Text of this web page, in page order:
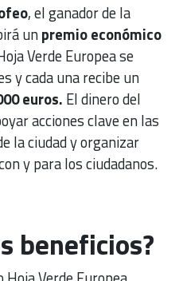
, el ganador de la
unpremio económico
Verde Europea se
y cada una recibe un
euros. El dinero del
acciones clave en las
la ciudad y organizar
y para los ciudadanos.
beneficios?